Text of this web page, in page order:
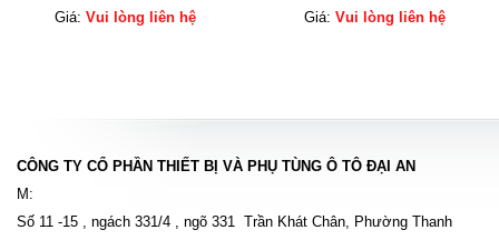
BCNM51040J
Giá: Vui lòng liên hệ
Giá: Vui lòng liên hệ
CÔNG TY CỔ PHẦN THIẾT BỊ VÀ PHỤ TÙNG Ô TÔ ĐẠI AN
M:
Số 11 -15 , ngách 331/4 , ngõ 331 Trần Khát Chân, Phường Thanh